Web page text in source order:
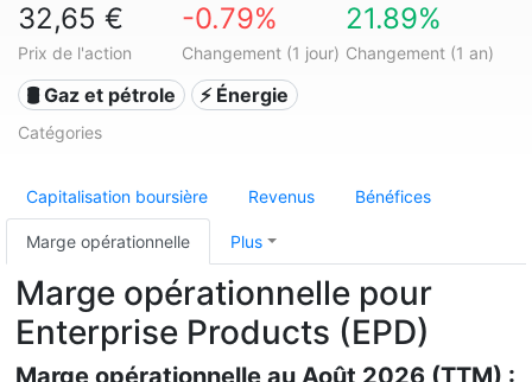
32,65 €
Prix de l'action
-0.79%
Changement (1 jour)
21.89%
Changement (1 an)
🛢 Gaz et pétrole ⚡ Énergie
Catégories
Capitalisation boursière Revenus Bénéfices
Marge opérationnelle Plus
Marge opérationnelle pour
Enterprise Products (EPD)
Marge opérationnelle au Août 2026 (TTM) :